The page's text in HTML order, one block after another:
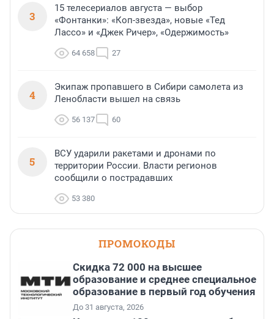
3
15 телесериалов августа — выбор
«Фонтанки»: «Коп-звезда», новые «Тед
Лассо» и «Джек Ричер», «Одержимость»
64 658 27
4
Экипаж пропавшего в Сибири самолета из
Ленобласти вышел на связь
56 137 60
5
ВСУ ударили ракетами и дронами по
территории России. Власти регионов
сообщили о пострадавших
53 380
ПРОМОКОДЫ
Скидка 72 000 на высшее
образование и среднее специальное
образование в первый год обучения
До 31 августа, 2026